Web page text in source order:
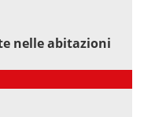
nelle abitazioni